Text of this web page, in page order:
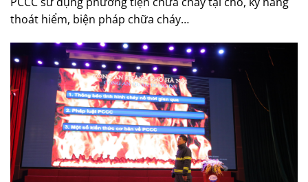
thoát hiểm, biện pháp chữa cháy…